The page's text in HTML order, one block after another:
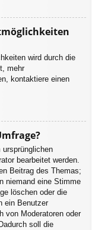
wird durch die
mehr
kontaktiere einen
ursprünglichen
bearbeitet werden.
Beitrag des Themas;
niemand eine Stimme
löschen oder die
ein Benutzer
von Moderatoren oder
soll die